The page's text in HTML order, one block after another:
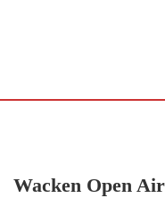
Wacken Open